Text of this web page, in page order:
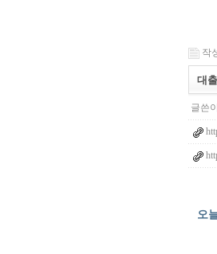
작
대
글쓴
오